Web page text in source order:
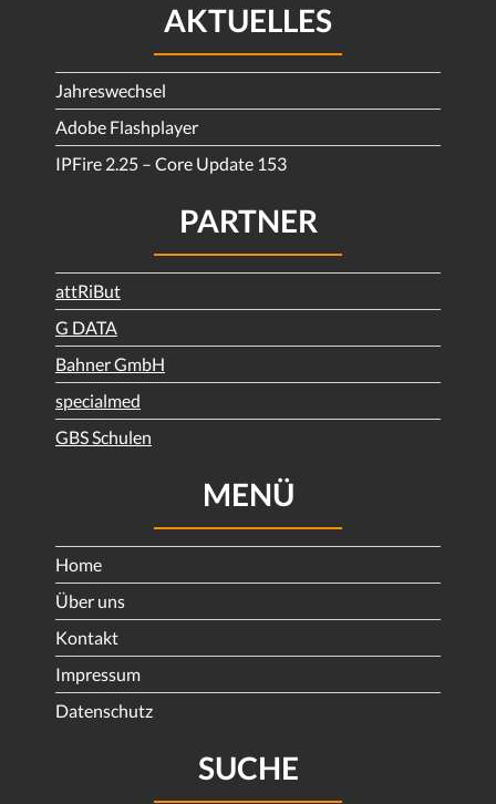
AKTUELLES
Jahreswechsel
Adobe Flashplayer
IPFire 2.25 – Core Update 153
PARTNER
attRiBut
G DATA
Bahner GmbH
specialmed
GBS Schulen
MENÜ
Home
Über uns
Kontakt
Impressum
Datenschutz
SUCHE